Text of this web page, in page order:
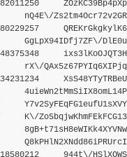
nQ4E\/
rX\/
K\/
944t\/